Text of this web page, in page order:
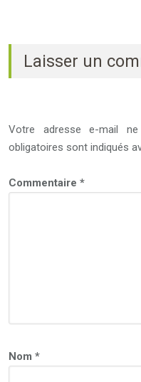
Laisser un
Votre adresse e-mail
obligatoires sont indiqués
Commentaire *
Nom *